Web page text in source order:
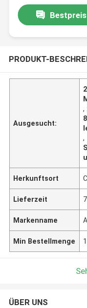
Bestpreis
PRODUKT-
Ausgesucht:
,
,
Herkunftsort
Lieferzeit
Markenname
Min Bestellmenge
ÜBER UNS